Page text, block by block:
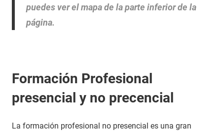
puedes ver el mapa de la parte inferior de la
página.
Formación Profesional
presencial y no precencial
La formación profesional no presencial es una gran